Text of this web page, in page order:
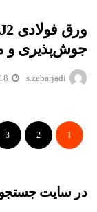
جوش‌پذیری و
s.zebarjadi
1
2
3
در سایت جستجو